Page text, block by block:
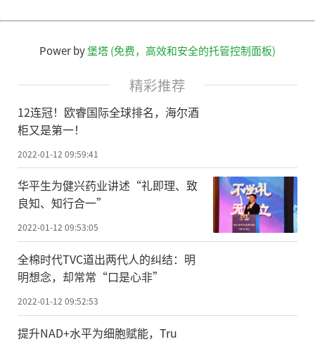
Power by堡塔 (免费，高效和安全的托管控制面板)
精彩推荐
12连冠！欧睿国际全球排名，海尔酒
柜又是第一！
2022-01-12 09:59:41
华平生为健兴药业讲述“礼即理、致
良知、知行合一”
2022-01-12 09:53:05
全棉时代TVC道出两代人的纠结：明
明想念，却常常“口是心非”
2022-01-12 09:52:53
提升NAD+水平为细胞赋能，Tru